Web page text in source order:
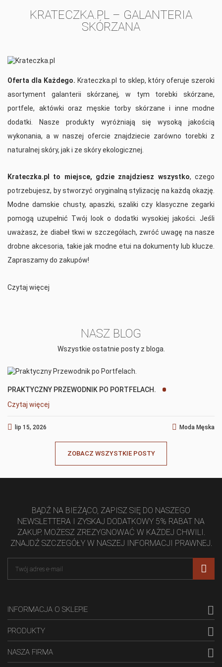
KRATECZKA.PL – GALANTERIA
SKÓRZANA
Oferta dla Każdego. Krateczka.pl to sklep, który oferuje szeroki
asortyment galanterii skórzanej, w tym torebki skórzane,
portfele, aktówki oraz męskie torby skórzane i inne modne
dodatki. Nasze produkty wyróżniają się wysoką jakością
wykonania, a w naszej ofercie znajdziecie zarówno torebki z
naturalnej skóry, jak i ze skóry ekologicznej.
Krateczka.pl to miejsce, gdzie znajdziesz wszystko, czego
potrzebujesz, by stworzyć oryginalną stylizację na każdą okazję.
Modne damskie chusty, apaszki, szaliki czy klasyczne zegarki
pomogą uzupełnić Twój look o dodatki wysokiej jakości. Jeśli
uważasz, że diabeł tkwi w szczegółach, zwróć uwagę na nasze
drobne akcesoria, takie jak modne etui na dokumenty lub klucze.
Zapraszamy do zakupów!
Czytaj więcej
NASZ BLOG
Wszystkie ostatnie posty z bloga.
PRAKTYCZNY PRZEWODNIK PO PORTFELACH.
Czytaj więcej
lip 15, 2026 Moda Męska
ZOBACZ WSZYSTKIE POSTY
BĄDŹ NA BIEŻĄCO, ZAPISZ SIĘ DO NASZEGO
NEWSLETTERA I ZYSKAJ DODATKOWY 5% RABAT NA
ZAKUP. MOŻESZ ZREZYGNOWAĆ W KAŻDEJ CHWILI.
ZNAJDŹ SZCZEGÓŁY W NASZEJ INFORMACJI PRAWNEJ.
INFORMACJA O SKLEPIE 
PRODUKTY 
NASZA FIRMA 
MOJE LISTY ŻYCZEŃ
add_circle_outline UTWÓRZ NOWĄ LISTĘ
((MODALTITLE))
((CONFIRMMESSAGE))
((CANCELTEXT)) ((MODALDELETETEXT))
UTWÓRZ LISTĘ ŻYCZEŃ
ANULUJ UTWÓRZ LISTĘ ŻYCZEŃ
SWOJEJ LIŚCIE ŻYCZEŃ.
ANULUJ ZALOGUJ SIĘ